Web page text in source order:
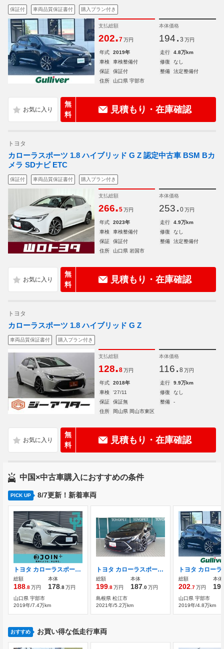
保証付 車両品質保証書付 購入プラン付き
支払総額
202.7 万円
本体価格
194. 3 万円
年式 2019年 走行
4.8万km
車検
車検整備付 修復
なし
保証
保証付 整備
法定整備付
住所
山口県 宇部市
無
料
見積もり・在庫確認
トヨタ
カローラスポーツ 1.8 ハイブリッド G Z 認定中古車 BSM Bカ
メラ SDナビ ETC
保証付 車両品質保証書付 購入プラン付き
支払総額
266.5 万円
本体価格
253. 0 万円
年式 2023年 走行
4.9万km
車検
車検整備付 修復
なし
保証
保証付 整備
法定整備付
住所
山口県 岩国市
無
料
見積もり・在庫確認
トヨタ
カローラスポーツ 1.8 ハイブリッド G Z
車両品質保証書付 購入プラン付き
支払総額
128.8 万円
本体価格
116. 8 万円
年式 2018年 走行
9.9万km
車検
'27/11 修復
なし
保証
保証無 整備
-
住所
岡山県 岡山市東区
無
料
見積もり・在庫確認
中国×中古車購入におすすめの条件
PICK UP 8/7更新！新着車両
トヨタ カローラスポーツ 1.8 ハイブリッド G Z 2年保証付・トヨタセーフティセンス・レー
総額
188 .8万円
本体
178 .8万円
山口県 宇部市
2019年/7.4万km
トヨタ カローラスポーツ 1.8 ハイブリッド G Z
総額
199 .8万円
本体
187 .0万円
島根県 松江市
2021年/5.2万km
総額
202 .7万円
本体
山口県 宇部市
2019年/4.8万km
おすすめ お買い得な低走行車両